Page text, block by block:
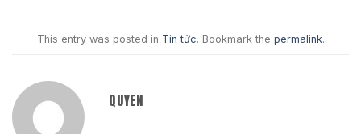
This entry was posted in Tin tức. Bookmark the permalink.
QUYEN